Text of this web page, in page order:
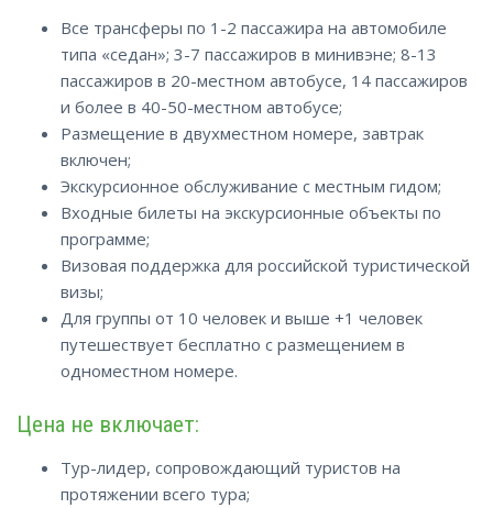
Все трансферы по 1-2 пассажира на автомобиле
типа «седан»; 3-7 пассажиров в минивэне; 8-13
пассажиров в 20-местном автобусе, 14 пассажиров
и более в 40-50-местном автобусе;
Размещение в двухместном номере, завтрак
включен;
Экскурсионное обслуживание с местным гидом;
Входные билеты на экскурсионные объекты по
программе;
Визовая поддержка для российской туристической
визы;
Для группы от 10 человек и выше +1 человек
путешествует бесплатно с размещением в
одноместном номере.
Цена не включает:
Тур-лидер, сопровождающий туристов на
протяжении всего тура;